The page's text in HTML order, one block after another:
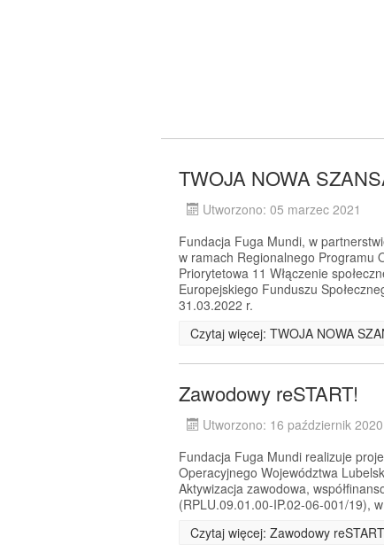
TWOJA NOWA
Utworzono: 05 marzec 2021
Fundacja Fuga Mundi, w
w ramach Regionalnego Programu
Priorytetowa 11 Włączenie
Europejskiego Funduszu
31.03.2022 r.
Czytaj więcej: TWOJA NOWA
Zawodowy reSTART!
Utworzono: 16 październik 2020
Fundacja Fuga Mundi realizuje
Operacyjnego Województwa
Aktywizacja zawodowa,
(RPLU.09.01.00-IP.02-06-001/19),
Czytaj więcej: Zawodowy